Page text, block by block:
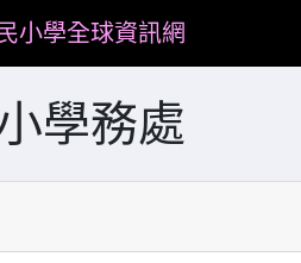
小學全球資訊網
學務處